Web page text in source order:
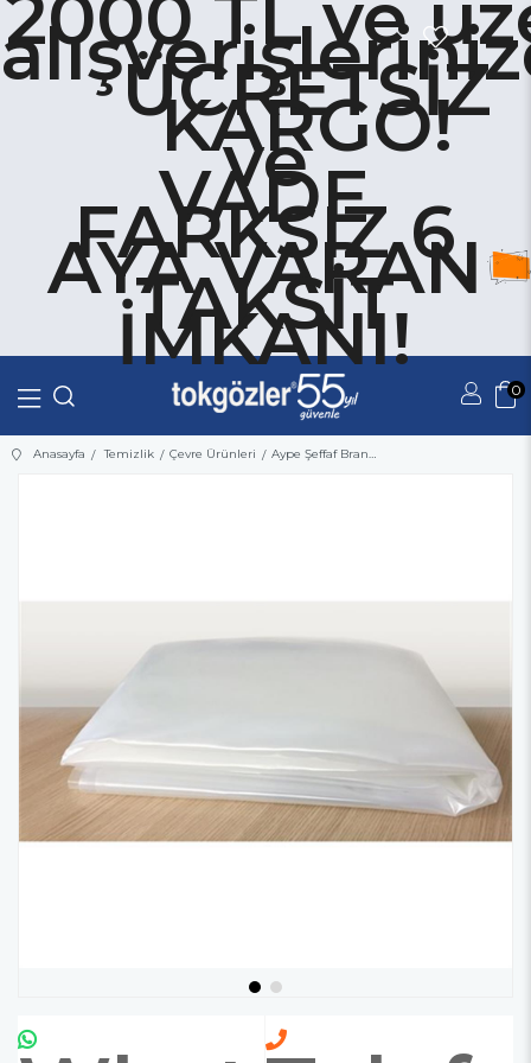
2000 TL ve
ÜCRETSİZ
KARGO!
ve
VADE
FARKSIZ 6
AYA VARAN
TAKSİT
İMKANI!
0
Üye Girişi Üye Ol
Anasayfa Temizlik Çevre Ürünleri Aype Şeffaf Branda 4x4 1.Kalite